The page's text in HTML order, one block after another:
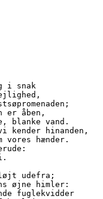
i snak
er åben,
blanke vand.
vi kender hinanden,
vores hænder.
udefra;
øjne himler:
fuglekvidder